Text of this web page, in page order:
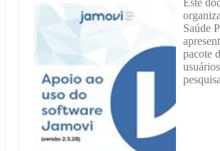
Saúde
pacote